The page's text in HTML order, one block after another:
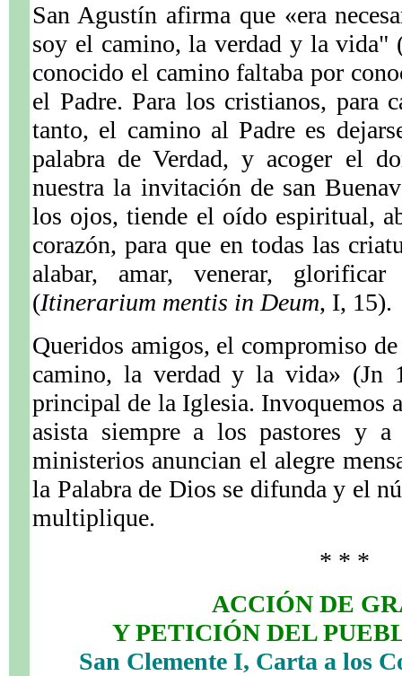
San Agustín afirma que «era
soy el camino, la verdad y la vida"
conocido el camino faltaba por
el Padre. Para los cristianos, para
tanto, el camino al Padre es
palabra de Verdad, y acoger el
nuestra la invitación de san
los ojos, tiende el oído espiritual,
corazón, para que en todas las
alabar, amar, venerar,
(Itinerarium mentis in Deum, I, 15).
Queridos amigos, el compromiso
camino, la verdad y la vida» (Jn
principal de la Iglesia. Invoquemos
asista siempre a los pastores y
ministerios anuncian el alegre
la Palabra de Dios se difunda y el
multiplique.
* * *
ACCIÓN DE
Y PETICIÓN DEL
San Clemente I, Carta a los